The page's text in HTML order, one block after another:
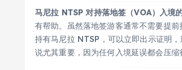
马尼拉 NTSP 对持落地签（VOA）入境
有帮助。虽然落地签游客通常不需要提
持有马尼拉 NTSP，可以立即出示证明
说尤其重要，因为任何入境延误都会压缩